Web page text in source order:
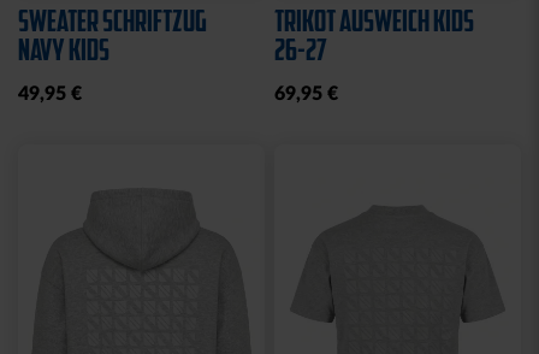
SWEATER SCHRIFTZUG
NAVY KIDS
49,95 €
TRIKOT AUSWEICH KIDS
26-27
69,95 €